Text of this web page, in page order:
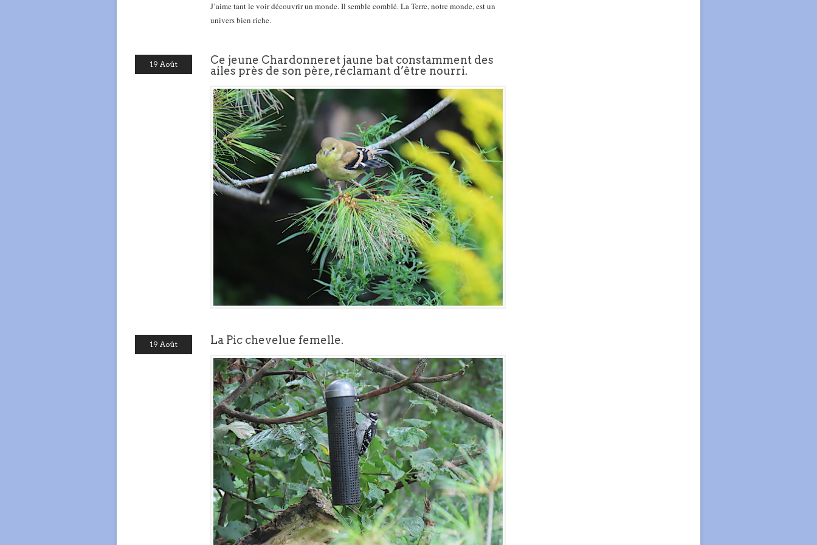
J’aime tant le voir découvrir un monde. Il semble comblé. La Terre, notre monde, est un
univers bien riche.
19 Août
Ce jeune Chardonneret jaune bat constamment des
ailes près de son père, réclamant d’être nourri.
19 Août La Pic chevelue femelle.